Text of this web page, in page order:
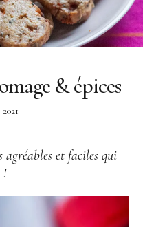
sur…
& épices
agréables et faciles qui
!